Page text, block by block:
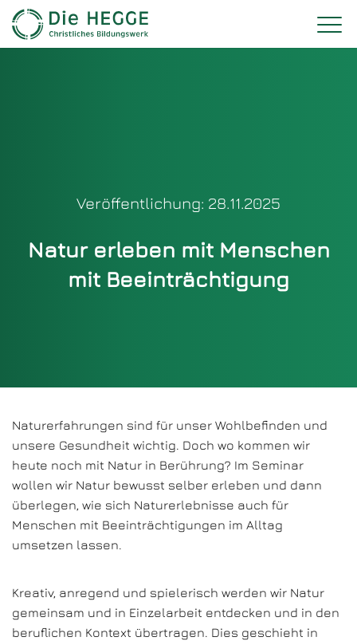
Veröffentlichung: 28.11.2025
Natur erleben mit Menschen
mit Beeinträchtigung
Naturerfahrungen sind für unser Wohlbefinden und
unsere Gesundheit wichtig. Doch wo kommen wir
heute noch mit Natur in Berührung? Im Seminar
wollen wir Natur bewusst selber erleben und dann
überlegen, wie sich Naturerlebnisse auch für
Menschen mit Beeinträchtigungen im Alltag
umsetzen lassen.
Kreativ, anregend und spielerisch werden wir Natur
gemeinsam und in Einzelarbeit entdecken und in den
beruflichen Kontext übertragen. Dies geschieht in